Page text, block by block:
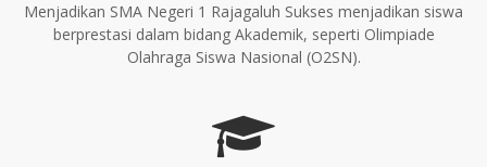
Menjadikan SMA Negeri 1 Rajagaluh Sukses menjadikan siswa
berprestasi dalam bidang Akademik, seperti Olimpiade
Olahraga Siswa Nasional (O2SN).